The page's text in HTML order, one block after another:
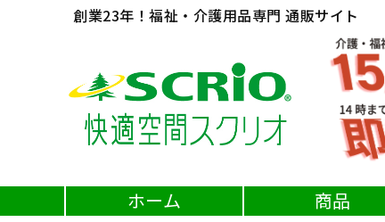
創業23年！福祉・介護用品専門 通販サイト
ホーム 商品